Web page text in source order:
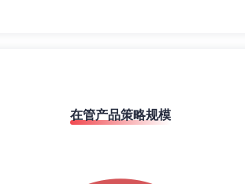
在管产品策略规模